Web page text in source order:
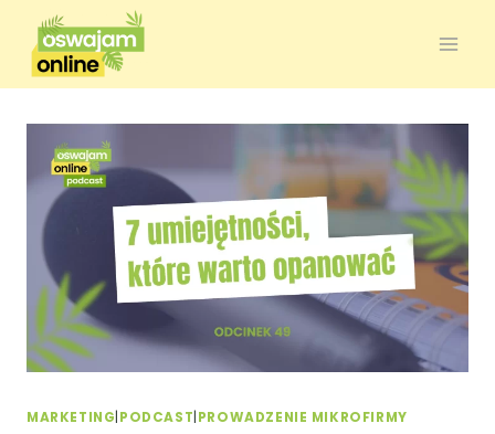
MARKETING PODCAST PROWADZENIE MIKROFIRMY